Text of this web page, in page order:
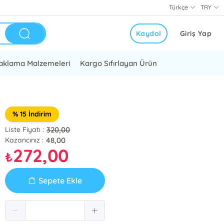
TRY
Türkçe
Giriş Yap
Kaydol
Malzemeleri Kargo Sıfırlayan Ürün
% 15 İndirim
Liste Fiyatı : 320,00
Kazancınız : 48,00
₺272,00
Sepete Ekle